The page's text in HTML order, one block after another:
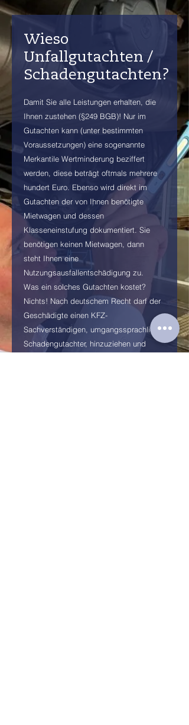
Wieso
Unfallgutachten /
Schadengutachten?
Damit Sie alle Leistungen erhalten, die
Ihnen zustehen (§249 BGB)! Nur im
Gutachten kann (unter bestimmten
Voraussetzungen) eine sogenannte
Merkantile Wertminderung beziffert
werden, diese beträgt oftmals mehrere
hundert Euro. Ebenso wird direkt im
Gutachten der von Ihnen benötigte
Mietwagen und dessen
Klasseneinstufung dokumentiert. Sie
benötigen keinen Mietwagen, dann
steht Ihnen eine
Nutzungsausfallentschädigung zu.
Was ein solches Gutachten kostet?
Nichts! Nach deutschem Recht darf der
Geschädigte einen KFZ-
Sachverständigen, umgangssprachlich
Schadengutachter, hinzuziehen und